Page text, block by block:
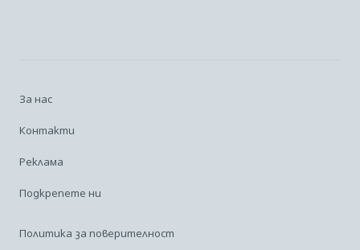
За нас
Контакти
Реклама
Подкрепете ни
Политика за поверителност